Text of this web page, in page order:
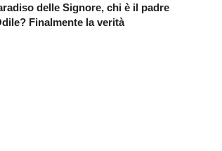
delle Signore, chi è il padre
Finalmente la verità